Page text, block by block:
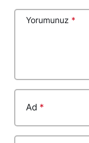
Yorumunuz *
Ad *